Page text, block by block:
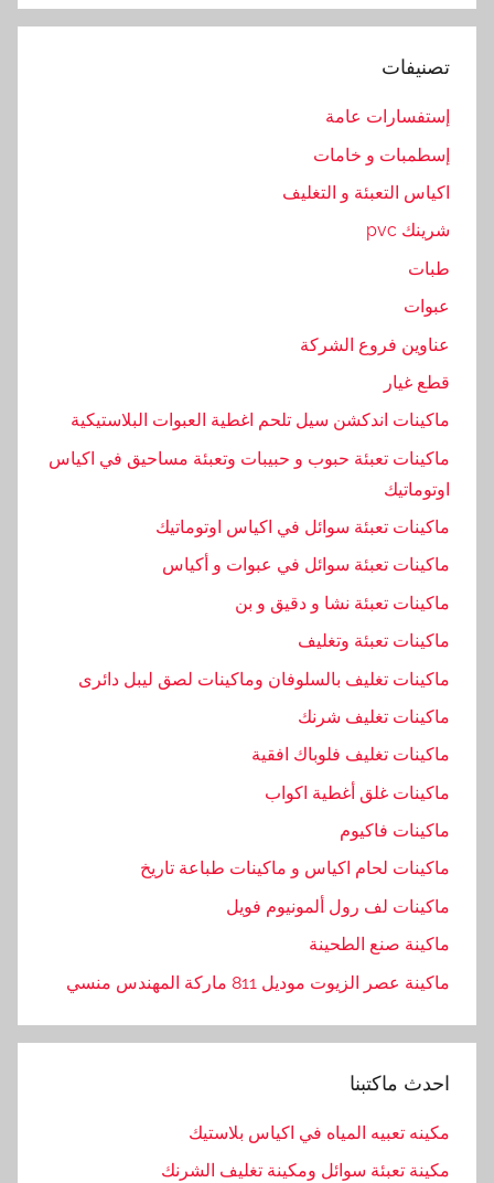
ت
و
ن
,
ع
,
م
ي
ن
ت
تصنيفات
إستفسارات عامة
إسطمبات و خامات
اكياس التعبئة و التغليف
شرينك pvc
طبات
عبوات
عناوين فروع الشركة
قطع غيار
ماكينات اندكشن سيل تلحم اغطية العبوات البلاستيكية
ماكينات تعبئة حبوب و حبيبات وتعبئة مساحيق في اكياس
اوتوماتيك
ماكينات تعبئة سوائل في اكياس اوتوماتيك
ماكينات تعبئة سوائل في عبوات و أكياس
ماكينات تعبئة نشا و دقيق و بن
ماكينات تعبئة وتغليف
ماكينات تغليف بالسلوفان وماكينات لصق ليبل دائرى
ماكينات تغليف شرنك
ماكينات تغليف فلوباك افقية
ماكينات غلق أغطية اكواب
ماكينات فاكيوم
ماكينات لحام اكياس و ماكينات طباعة تاريخ
ماكينات لف رول ألمونيوم فويل
ماكينة صنع الطحينة
ماكينة عصر الزيوت موديل 811 ماركة المهندس منسي
احدث ماكتبنا
مكينه تعبيه المياه في اكياس بلاستيك
مكينة تعبئة سوائل ومكينة تغليف الشرنك